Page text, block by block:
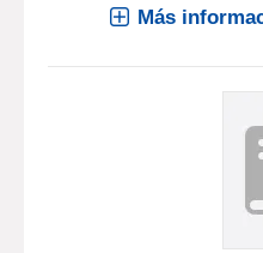
Más